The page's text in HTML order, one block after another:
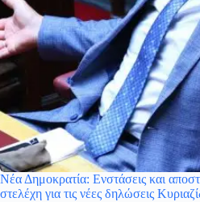
Νέα Δημοκρατία: Ενστάσεις και
στελέχη για τις νέες δηλώσεις